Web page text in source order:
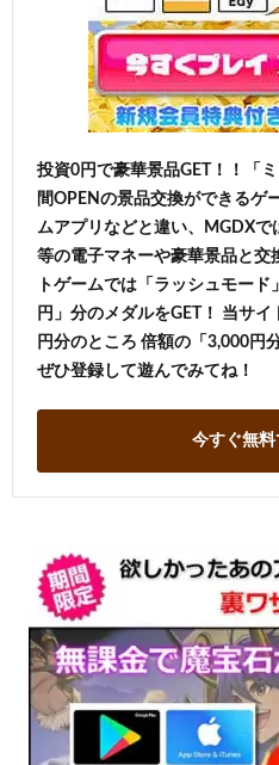
投資0円で豪華景品GET！！「
間OPENの景品交換ができるゲ
ムアプリなどと違い、MGDXで
等の電子マネーや豪華景品と交
トゲームでは「ラッシュモー
円」分のメダルをGET！ 当サ
円分のところ 倍額の「3,000円
ぜひ登録して遊んでみてね！
今すぐ無